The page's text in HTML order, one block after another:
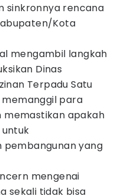
sinkronnya rencana
Kota
mengambil langkah
Dinas
Terpadu Satu
memanggil para
memastikan apakah
pembangunan yang
mengenai
sekali tidak bisa